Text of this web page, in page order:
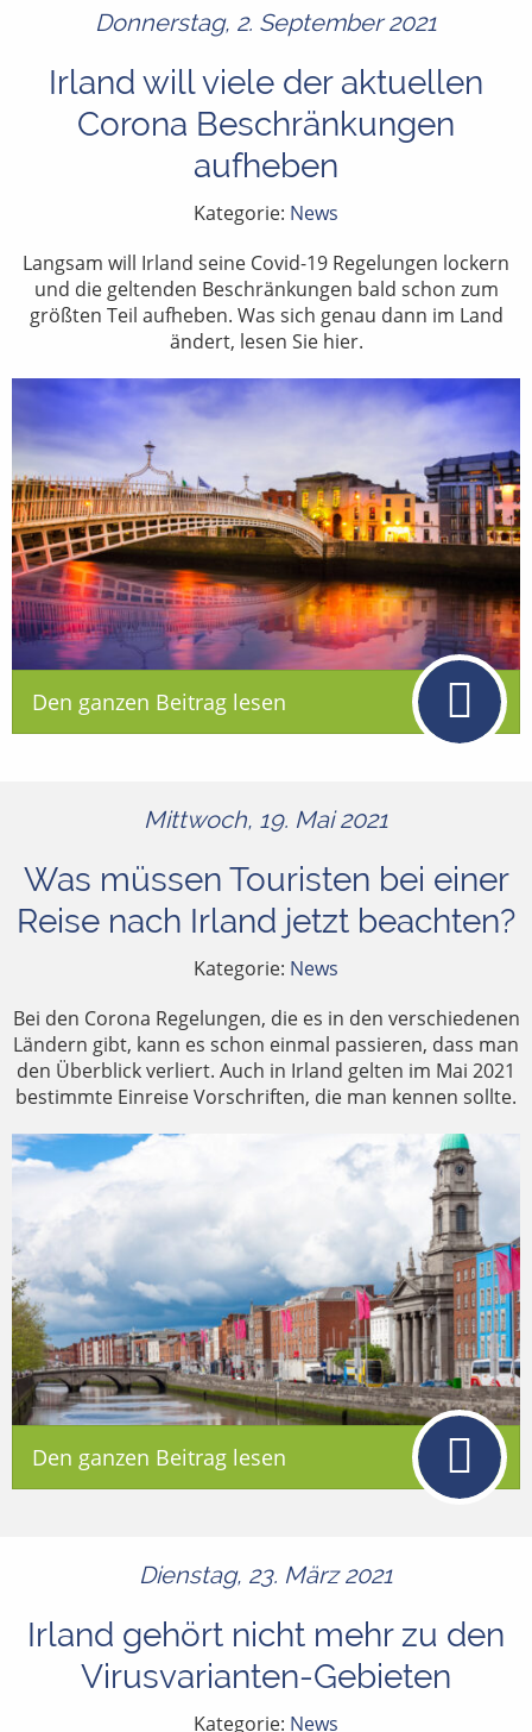
Donnerstag, 2. September 2021
Irland will viele der aktuellen
Corona Beschränkungen
aufheben
Kategorie: News
Langsam will Irland seine Covid-19 Regelungen lockern
und die geltenden Beschränkungen bald schon zum
größten Teil aufheben. Was sich genau dann im Land
ändert, lesen Sie hier.
Den ganzen Beitrag lesen
Mittwoch, 19. Mai 2021
Was müssen Touristen bei einer
Reise nach Irland jetzt beachten?
Kategorie: News
Bei den Corona Regelungen, die es in den verschiedenen
Ländern gibt, kann es schon einmal passieren, dass man
den Überblick verliert. Auch in Irland gelten im Mai 2021
bestimmte Einreise Vorschriften, die man kennen sollte.
Den ganzen Beitrag lesen
Dienstag, 23. März 2021
Irland gehört nicht mehr zu den
Virusvarianten-Gebieten
Kategorie: News